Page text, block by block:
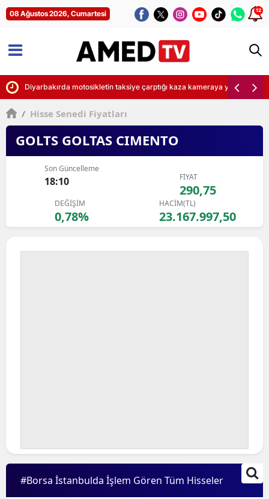
08 Ağustos 2026, Cumartesi 12
Diyarbakırda motosikletin taksiye çarptığı kaza kameraya yansıdı
/ Hisse Senedi Fiyatları
GOLTS GOLTAS CIMENTO
Son Güncelleme
18:10 FİYAT
290,75
DEĞİŞİM
0,78%
HACİM(TL)
23.167.997,50
#Borsa İstanbulda İşlem Gören Tüm Hisseler